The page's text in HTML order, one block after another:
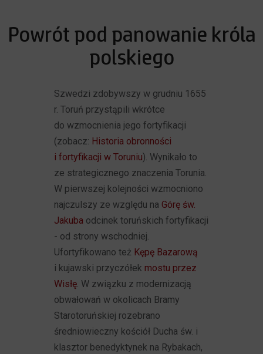
Powrót pod panowanie króla
polskiego
Szwedzi zdobywszy w grudniu 1655
r. Toruń przystąpili wkrótce
do wzmocnienia jego fortyfikacji
(zobacz: Historia obronności
i fortyfikacji w Toruniu). Wynikało to
ze strategicznego znaczenia Torunia.
W pierwszej kolejności wzmocniono
najczulszy ze względu na Górę św.
Jakuba odcinek toruńskich fortyfikacji
- od strony wschodniej.
Ufortyfikowano też Kępę Bazarową
i kujawski przyczółek mostu przez
Wisłę. W związku z modernizacją
obwałowań w okolicach Bramy
Starotoruńskiej rozebrano
średniowieczny kościół Ducha św. i
klasztor benedyktynek na Rybakach,